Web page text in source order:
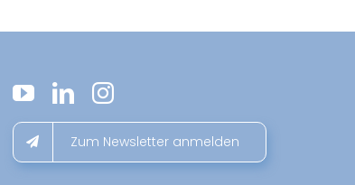
Zum Newsletter anmelden